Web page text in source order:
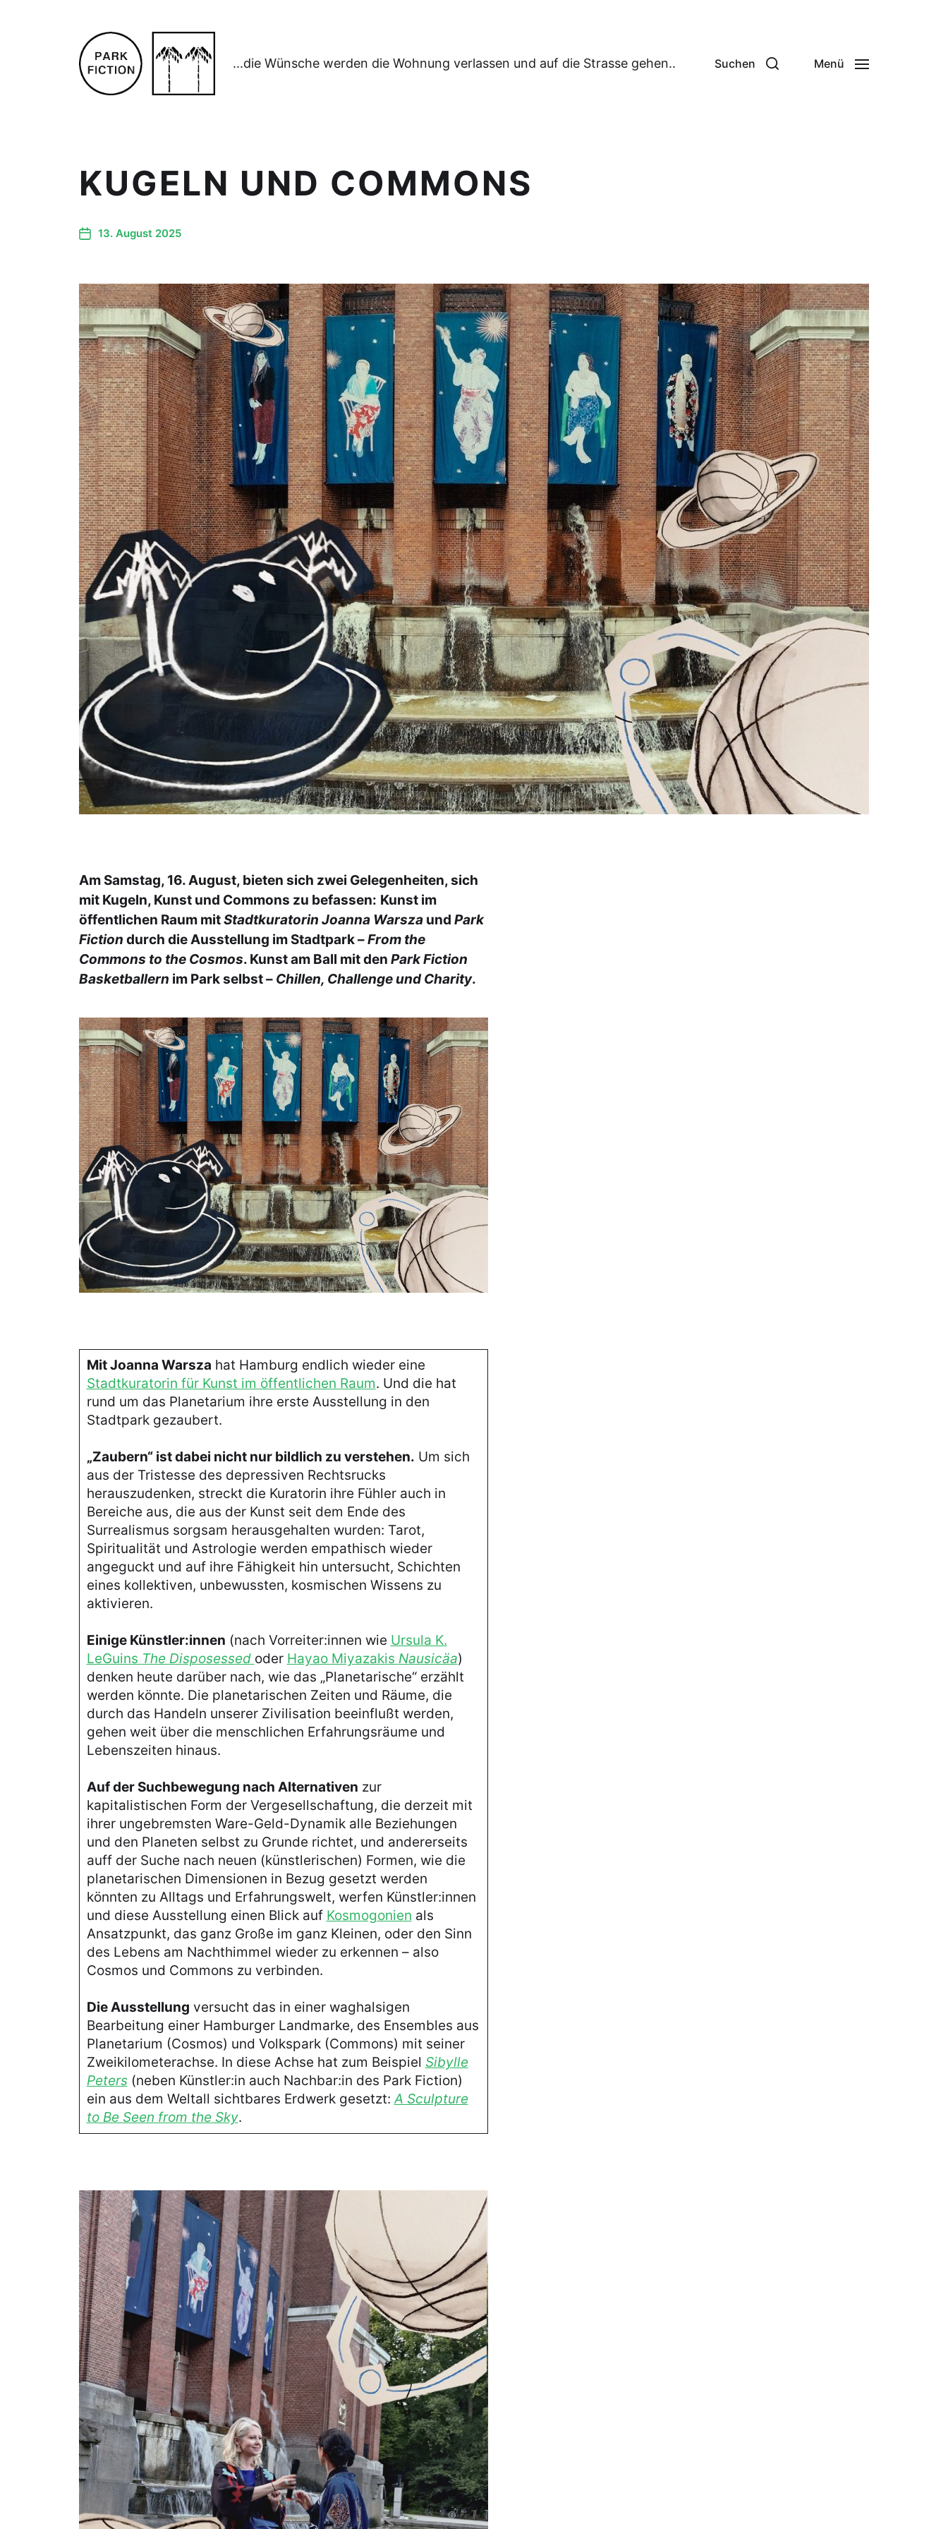
...die Wünsche werden die Wohnung verlassen und auf die Strasse gehen.. Suchen Menü
KUGELN UND COMMONS
13. August 2025
Am Samstag, 16. August, bieten sich zwei Gelegenheiten, sich
mit Kugeln, Kunst und Commons zu befassen: Kunst im
öffentlichen Raum mitStadtkuratorin Joanna Warsza und Park
Fiction durch die Ausstellung im Stadtpark –From the
Commons to the Cosmos. Kunst am Ball mit den Park Fiction
Basketballern im Park selbst – Chillen, Challenge und Charity.
Mit Joanna Warsza hat Hamburg endlich wieder eine
Stadtkuratorin für Kunst im öffentlichen Raum. Und die hat
rund um das Planetarium ihre erste Ausstellung in den
Stadtpark gezaubert.
„Zaubern“ ist dabei nicht nur bildlich zu verstehen. Um sich
aus der Tristesse des depressiven Rechtsrucks
herauszudenken, streckt die Kuratorin ihre Fühler auch in
Bereiche aus, die aus der Kunst seit dem Ende des
Surrealismus sorgsam herausgehalten wurden: Tarot,
Spiritualität und Astrologie werden empathisch wieder
angeguckt und auf ihre Fähigkeit hin untersucht, Schichten
eines kollektiven, unbewussten, kosmischen Wissens zu
aktivieren.
Einige Künstler:innen (nach Vorreiter:innen wie Ursula K.
LeGuins The Disposessed oder Hayao Miyazakis Nausicäa)
denken heute darüber nach, wie das „Planetarische“ erzählt
werden könnte. Die planetarischen Zeiten und Räume, die
durch das Handeln unserer Zivilisation beeinflußt werden,
gehen weit über die menschlichen Erfahrungsräume und
Lebenszeiten hinaus.
Auf der Suchbewegung nach Alternativen zur
kapitalistischen Form der Vergesellschaftung, die derzeit mit
ihrer ungebremsten Ware-Geld-Dynamik alle Beziehungen
und den Planeten selbst zu Grunde richtet, und andererseits
auff der Suche nach neuen (künstlerischen) Formen, wie die
planetarischen Dimensionen in Bezug gesetzt werden
könnten zu Alltags und Erfahrungswelt, werfen Künstler:innen
und diese Ausstellung einen Blick auf Kosmogonien als
Ansatzpunkt, das ganz Große im ganz Kleinen, oder den Sinn
des Lebens am Nachthimmel wieder zu erkennen – also
Cosmos und Commons zu verbinden.
Die Ausstellung versucht das in einer waghalsigen
Bearbeitung einer Hamburger Landmarke, des Ensembles aus
Planetarium (Cosmos) und Volkspark (Commons) mit seiner
Zweikilometerachse. In diese Achse hat zum Beispiel Sibylle
Peters(neben Künstler:in auch Nachbar:in des Park Fiction)
ein aus dem Weltall sichtbares Erdwerk gesetzt:A Sculpture
to Be Seen from the Sky.